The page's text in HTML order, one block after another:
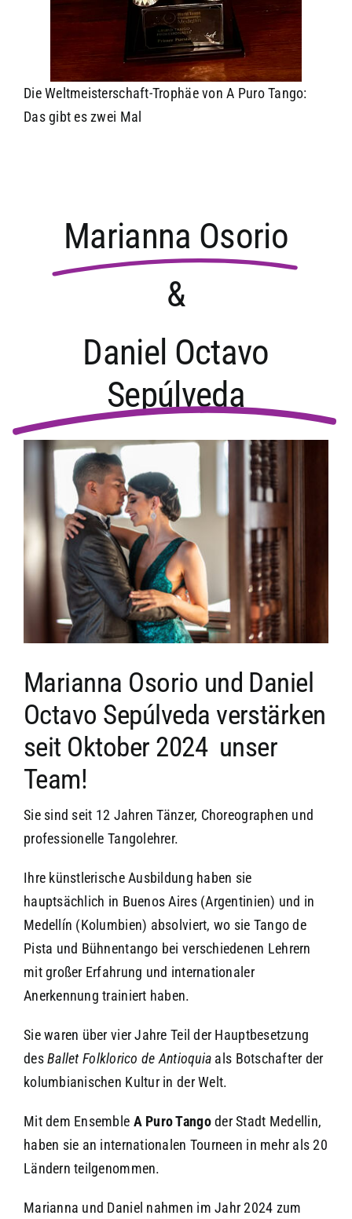
Die Weltmeisterschaft-Trophäe von A Puro Tango:
Das gibt es zwei Mal
Marianna Osorio
&
Daniel Octavo
Sepúlveda
Marianna Osorio und Daniel
Octavo Sepúlveda verstärken
seit Oktober 2024 unser
Team!
Sie sind seit 12 Jahren Tänzer, Choreographen und
professionelle Tangolehrer.
Ihre künstlerische Ausbildung haben sie
hauptsächlich in Buenos Aires (Argentinien) und in
Medellín (Kolumbien) absolviert, wo sie Tango de
Pista und Bühnentango bei verschiedenen Lehrern
mit großer Erfahrung und internationaler
Anerkennung trainiert haben.
Sie waren über vier Jahre Teil der Hauptbesetzung
desBallet Folklorico de Antioquia als Botschafter der
kolumbianischen Kultur in der Welt.
Mit dem Ensemble A Puro Tangoder Stadt Medellin,
haben sie an internationalen Tourneen in mehr als 20
Ländern teilgenommen.
Marianna und Daniel nahmen im Jahr 2024 zum